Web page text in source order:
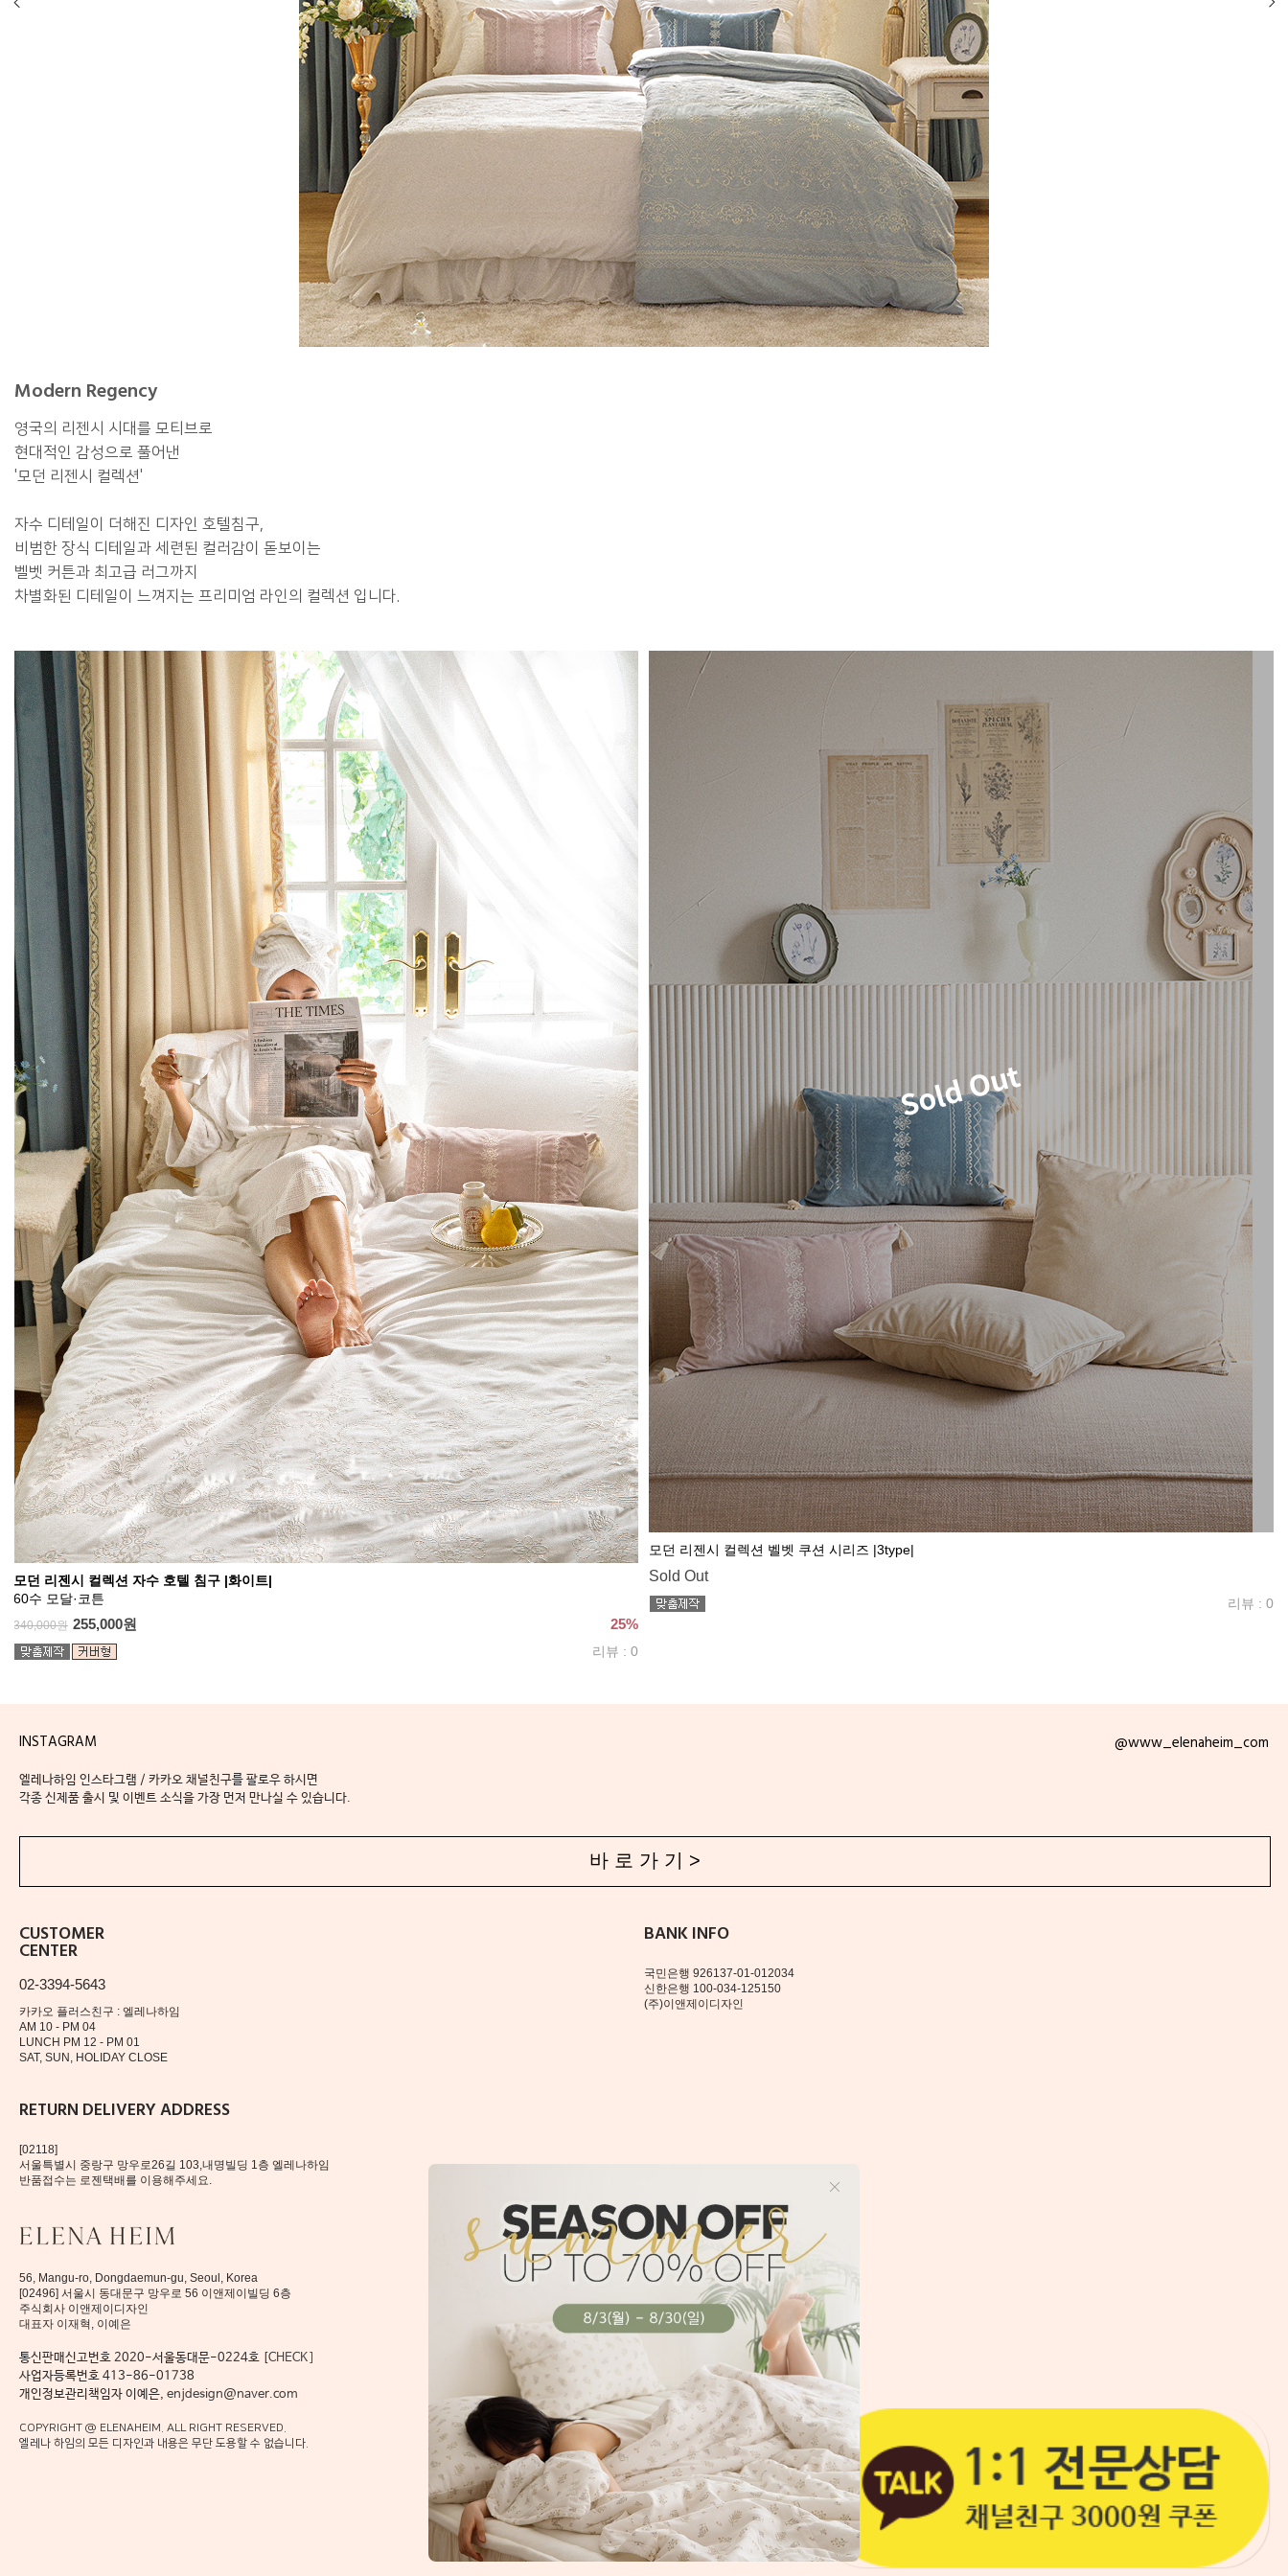
Modern Regency
영국의 리젠시 시대를 모티브로
현대적인 감성으로 풀어낸
'모던 리젠시 컬렉션'
자수 디테일이 더해진 디자인 호텔침구,
비범한 장식 디테일과 세련된 컬러감이 돋보이는
벨벳 커튼과 최고급 러그까지
차별화된 디테일이 느껴지는 프리미엄 라인의 컬렉션 입니다.
모던 리젠시 컬렉션 자수 호텔 침구 |화이트|
60수 모달·코튼
340,000원 255,000원 25%
리뷰 : 0
모던 리젠시 컬렉션 벨벳 쿠션 시리즈 |3type|
Sold Out
리뷰 : 0
INSTAGRAM @www_elenaheim_com
엘레나하임 인스타그램 / 카카오 채널친구를 팔로우 하시면
각종 신제품 출시 및 이벤트 소식을 가장 먼저 만나실 수 있습니다.
바 로 가 기 >
CUSTOMER
CENTER
02-3394-5643
카카오 플러스친구 : 엘레나하임
AM 10 - PM 04
LUNCH PM 12 - PM 01
SAT, SUN, HOLIDAY CLOSE
BANK INFO
국민은행 926137-01-012034
신한은행 100-034-125150
(주)이앤제이디자인
RETURN DELIVERY ADDRESS
[02118]
서울특별시 중랑구 망우로26길 103,내명빌딩 1층 엘레나하임
반품접수는 로젠택배를 이용해주세요.
56, Mangu-ro, Dongdaemun-gu, Seoul, Korea
[02496] 서울시 동대문구 망우로 56 이앤제이빌딩 6층
주식회사 이앤제이디자인
대표자 이재혁, 이예은
통신판매신고번호 2020-서울동대문-0224호 [CHECK]
사업자등록번호 413-86-01738
개인정보관리책임자 이예은, enjdesign@naver.com
COPYRIGHT @ ELENAHEIM. ALL RIGHT RESERVED.
엘레나 하임의 모든 디자인과 내용은 무단 도용할 수 없습니다.
회사소개 이용약관 이용방법 개인정보취급방침 B2B 문의